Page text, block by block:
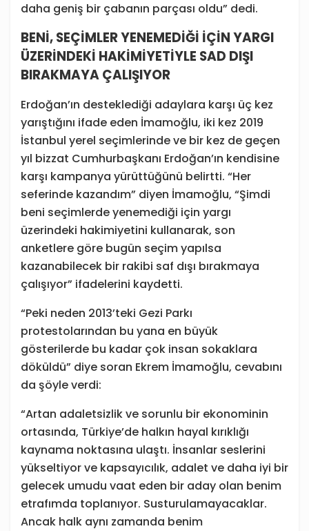
daha geniş bir çabanın parçası oldu” dedi.
BENİ, SEÇİMLER YENEMEDİĞİ İÇİN YARGI
ÜZERİNDEKİ HAKİMİYETİYLE SAD DIŞI
BIRAKMAYA ÇALIŞIYOR
Erdoğan’ın desteklediği adaylara karşı üç kez
yarıştığını ifade eden İmamoğlu, iki kez 2019
İstanbul yerel seçimlerinde ve bir kez de geçen
yıl bizzat Cumhurbaşkanı Erdoğan’ın kendisine
karşı kampanya yürüttüğünü belirtti. “Her
seferinde kazandım” diyen İmamoğlu, “Şimdi
beni seçimlerde yenemediği için yargı
üzerindeki hakimiyetini kullanarak, son
anketlere göre bugün seçim yapılsa
kazanabilecek bir rakibi saf dışı bırakmaya
çalışıyor” ifadelerini kaydetti.
“Peki neden 2013’teki Gezi Parkı
protestolarından bu yana en büyük
gösterilerde bu kadar çok insan sokaklara
döküldü” diye soran Ekrem İmamoğlu, cevabını
da şöyle verdi:
“Artan adaletsizlik ve sorunlu bir ekonominin
ortasında, Türkiye’de halkın hayal kırıklığı
kaynama noktasına ulaştı. İnsanlar seslerini
yükseltiyor ve kapsayıcılık, adalet ve daha iyi bir
gelecek umudu vaat eden bir aday olan benim
etrafımda toplanıyor. Susturulamayacaklar.
Ancak halk aynı zamanda benim